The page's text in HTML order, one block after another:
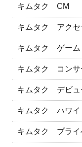
キムタク CM
キムタク アクセ
キムタク ゲーム
キムタク コンサ
キムタク デビュ
キムタク ハワイ
キムタク プライ